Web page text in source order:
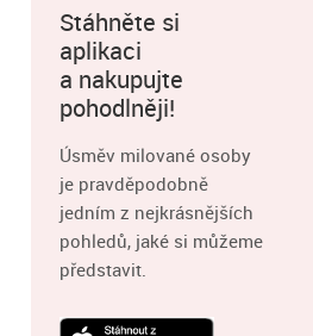
Stáhněte si
aplikaci
a nakupujte
pohodlněji!
Úsměv milované osoby
je pravděpodobně
jedním z nejkrásnějších
pohledů, jaké si můžeme
představit.